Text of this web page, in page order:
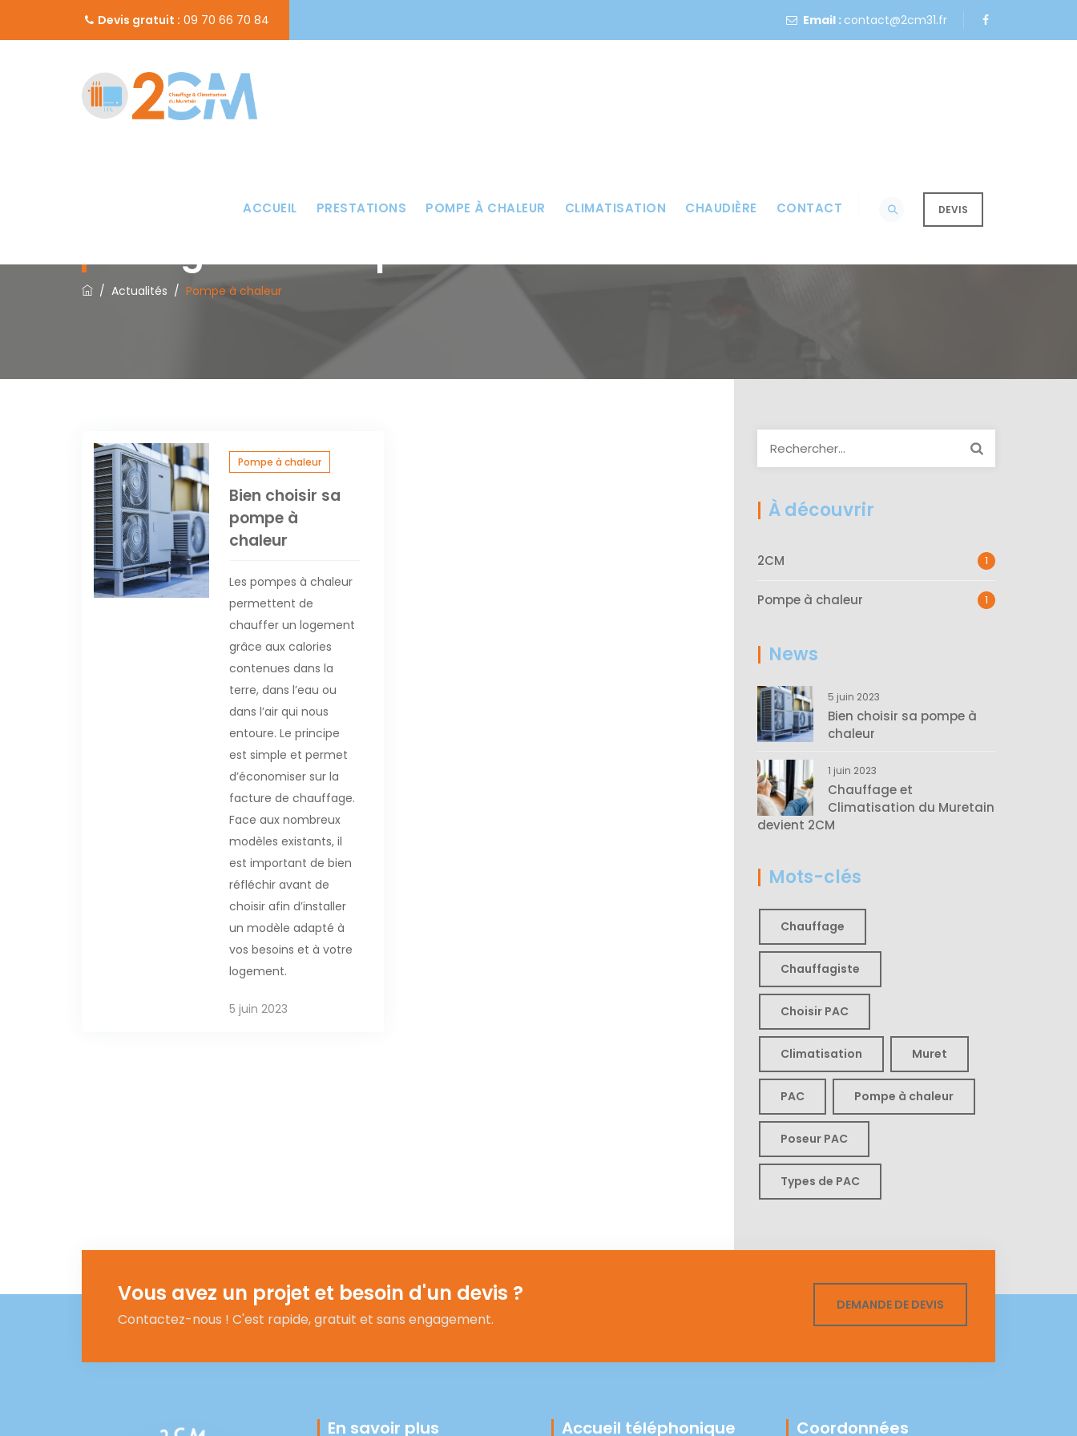
Devis gratuit : 09 70 66 70 84 Email : contact@2cm31.fr
DEVIS
ACCUEIL PRESTATIONS POMPE À CHALEUR CLIMATISATION CHAUDIÈRE CONTACT
Catégorie :Pompe à chaleur
/ Actualités / Pompe à chaleur
Pompe à chaleur
Bien choisir sa
pompe à
chaleur
Les pompes à chaleur
permettent de
chauffer un logement
grâce aux calories
contenues dans la
terre, dans l’eau ou
dans l’air qui nous
entoure. Le principe
est simple et permet
d’économiser sur la
facture de chauffage.
Face aux nombreux
modèles existants, il
est important de bien
réfléchir avant de
choisir afin d’installer
un modèle adapté à
vos besoins et à votre
logement.
5 juin 2023
h
c
h
À découvrir
2CM 1
Pompe à chaleur 1
News
5 juin 2023
Bien choisir sa pompe à
chaleur
1 juin 2023
Chauffage et
Climatisation du Muretain
devient 2CM
Mots-clés
Chauffage
Chauffagiste
Choisir PAC
Climatisation Muret
PAC Pompe à chaleur
Poseur PAC
Types de PAC
Vous avez un projet et besoin d'un devis ?
Contactez-nous ! C'est rapide, gratuit et sans engagement.
DEMANDE DE DEVIS
En savoir plus Accueil téléphonique Coordonnées